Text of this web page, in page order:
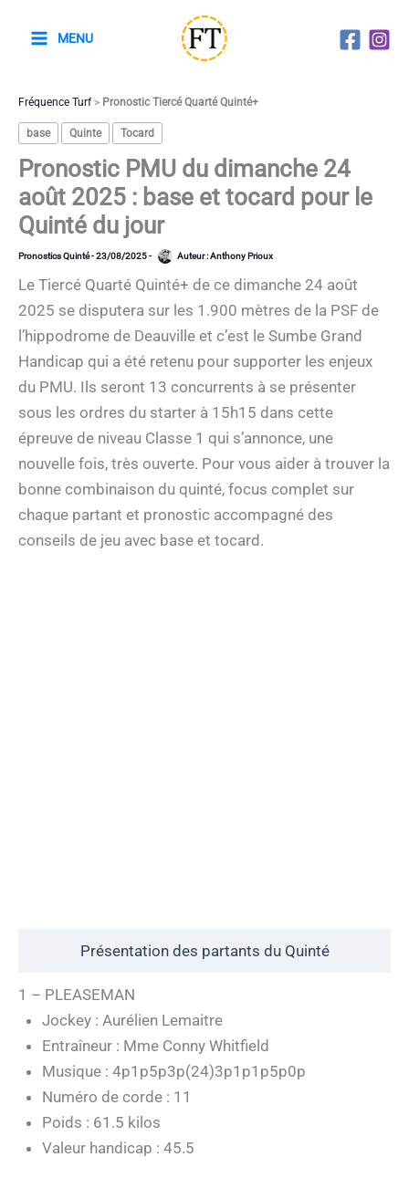
MENU
Fréquence Turf> Pronostic Tiercé Quarté Quinté+
base Quinte Tocard
Pronostic PMU du dimanche 24
août 2025 : base et tocard pour le
Quinté du jour
Pronostics Quinté-23/08/2025- Auteur :Anthony Prioux
Le Tiercé Quarté Quinté+ de ce dimanche 24 août
2025 se disputera sur les 1.900 mètres de la PSF de
l’hippodrome de Deauville et c’est le Sumbe Grand
Handicap qui a été retenu pour supporter les enjeux
du PMU. Ils seront 13 concurrents à se présenter
sous les ordres du starter à 15h15 dans cette
épreuve de niveau Classe 1 qui s’annonce, une
nouvelle fois, très ouverte. Pour vous aider à trouver la
bonne combinaison du quinté, focus complet sur
chaque partant et pronostic accompagné des
conseils de jeu avec base et tocard.
Présentation des partants du Quinté
1 – PLEASEMAN
Jockey : Aurélien Lemaitre
Entraîneur : Mme Conny Whitfield
Musique : 4p1p5p3p(24)3p1p1p5p0p
Numéro de corde : 11
Poids : 61.5 kilos
Valeur handicap : 45.5